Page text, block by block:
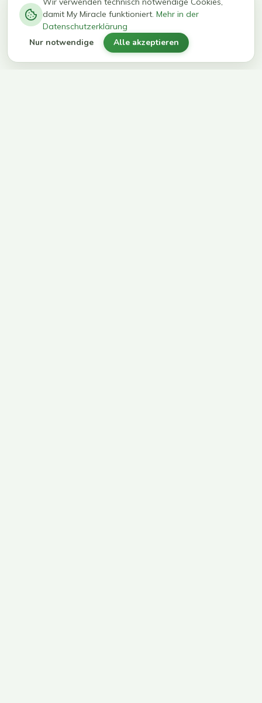
kg in 12
Wochen
erreichen
ihr Ziel
damit My Miracle funktioniert. Mehr in der
Datenschutzerklärung
Nur notwendige Alle akzeptieren